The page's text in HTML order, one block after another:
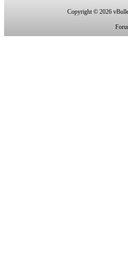
Copyright © 2026